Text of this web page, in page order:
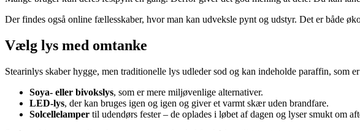
Der findes også online fællesskaber, hvor man kan udveksle pynt og udstyr. Det er både
Vælg lys med omtanke
Stearinlys skaber hygge, men traditionelle lys udleder sod og kan indeholde paraffin, som
Soya- eller bivokslys, som er mere miljøvenlige alternativer.
LED-lys, der kan bruges igen og igen og giver et varmt skær uden brandfare.
Solcellelamper til udendørs fester – de oplades i løbet af dagen og lyser smukt om